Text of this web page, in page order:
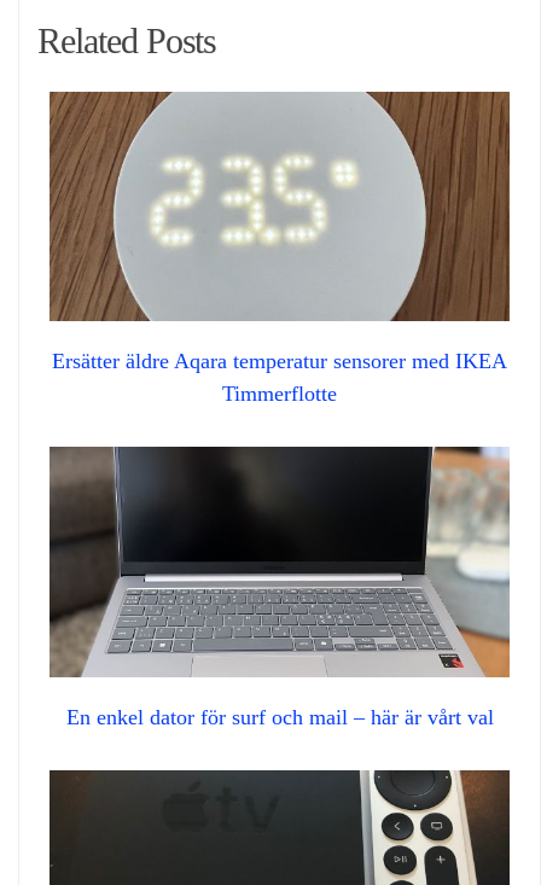
Related Posts
Ersätter äldre Aqara temperatur sensorer med IKEA
Timmerflotte
En enkel dator för surf och mail – här är vårt val